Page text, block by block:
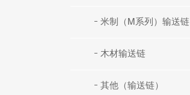
米制（M系列）输送链
木材输送链
其他（输送链）